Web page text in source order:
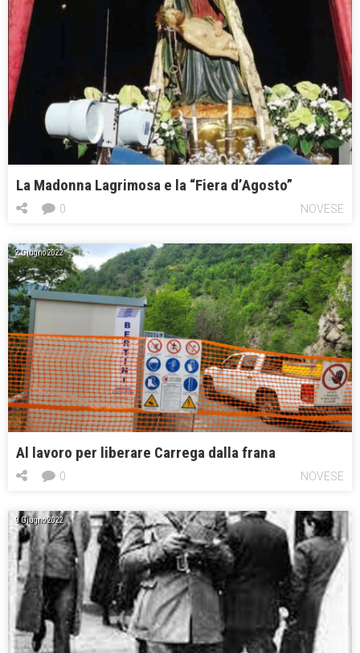
La Madonna Lagrimosa e la “Fiera d’Agosto”
NOVESE
0
2 Giugno 2022
Al lavoro per liberare Carrega dalla frana
NOVESE
0
9 Giugno 2022